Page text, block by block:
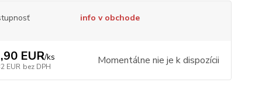
info v obchode
EUR/ks
EUR bez DPH Momentálne nie je k dispozícii